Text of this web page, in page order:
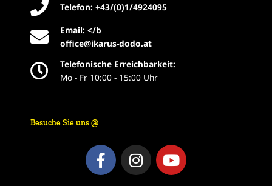
Telefon: +43/(0)1/4924095
Email: </b
office@ikarus-dodo.at
Telefonische Erreichbarkeit:
Mo - Fr 10:00 - 15:00 Uhr
Besuche Sie uns @
F
a
I
n
Y
o